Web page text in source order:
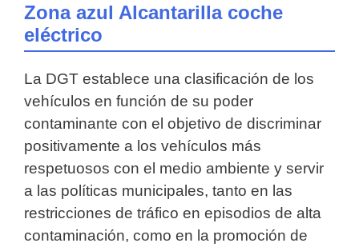
Zona azul Alcantarilla coche
eléctrico
La DGT establece una clasificación de los
vehículos en función de su poder
contaminante con el objetivo de discriminar
positivamente a los vehículos más
respetuosos con el medio ambiente y servir
a las políticas municipales, tanto en las
restricciones de tráfico en episodios de alta
contaminación, como en la promoción de